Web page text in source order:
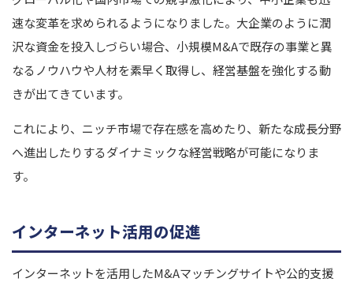
速な変革を求められるようになりました。大企業のように潤
沢な資金を投入しづらい場合、小規模M&Aで既存の事業と異
なるノウハウや人材を素早く取得し、経営基盤を強化する動
きが出てきています。
これにより、ニッチ市場で存在感を高めたり、新たな成長分野
へ進出したりするダイナミックな経営戦略が可能になりま
す。
インターネット活用の促進
インターネットを活用したM&Aマッチングサイトや公的支援